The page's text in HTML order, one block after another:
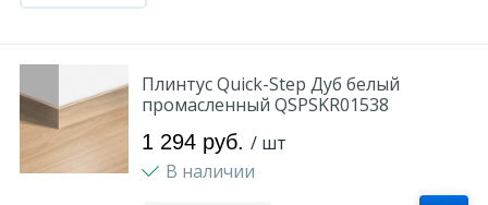
Плинтус Quick-Step Дуб белый
промасленный QSPSKR01538
1 294 руб. / шт
В наличии